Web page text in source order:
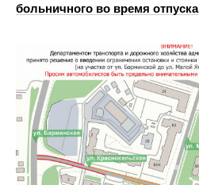
больничного во время отпуска